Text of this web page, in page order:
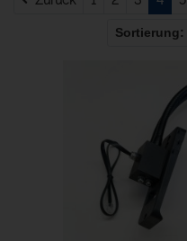
Sortierung: